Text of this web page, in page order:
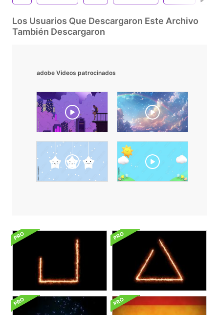
Los Usuarios Que Descargaron Este Archivo
También Descargaron
adobe Videos patrocinados